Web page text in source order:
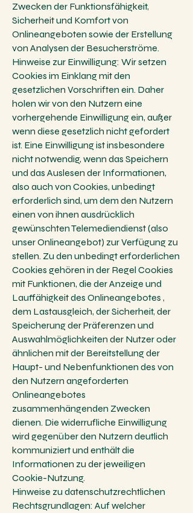
Zwecken der Funktionsfähigkeit,
Sicherheit und Komfort von
Onlineangeboten sowie der Erstellung
von Analysen der Besucherströme.
Hinweise zur Einwilligung: Wir setzen
Cookies im Einklang mit den
gesetzlichen Vorschriften ein. Daher
holen wir von den Nutzern eine
vorhergehende Einwilligung ein, außer
wenn diese gesetzlich nicht gefordert
ist. Eine Einwilligung ist insbesondere
nicht notwendig, wenn das Speichern
und das Auslesen der Informationen,
also auch von Cookies, unbedingt
erforderlich sind, um dem den Nutzern
einen von ihnen ausdrücklich
gewünschten Telemediendienst (also
unser Onlineangebot) zur Verfügung zu
stellen. Zu den unbedingt erforderlichen
Cookies gehören in der Regel Cookies
mit Funktionen, die der Anzeige und
Lauffähigkeit des Onlineangebotes ,
dem Lastausgleich, der Sicherheit, der
Speicherung der Präferenzen und
Auswahlmöglichkeiten der Nutzer oder
ähnlichen mit der Bereitstellung der
Haupt- und Nebenfunktionen des von
den Nutzern angeforderten
Onlineangebotes
zusammenhängenden Zwecken
dienen. Die widerrufliche Einwilligung
wird gegenüber den Nutzern deutlich
kommuniziert und enthält die
Informationen zu der jeweiligen
Cookie-Nutzung.
Hinweise zu datenschutzrechtlichen
Rechtsgrundlagen: Auf welcher